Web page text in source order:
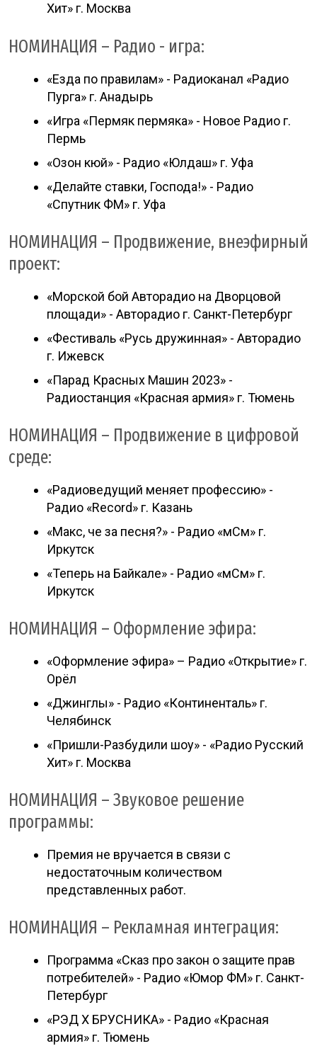
Хит» г. Москва
НОМИНАЦИЯ – Радио - игра:
«Езда по правилам» - Радиоканал «Радио
Пурга» г. Анадырь
«Игра «Пермяк пермяка» - Новое Радио г.
Пермь
«Озон кюй» - Радио «Юлдаш» г. Уфа
«Делайте ставки, Господа!» - Радио
«Спутник ФМ» г. Уфа
НОМИНАЦИЯ – Продвижение, внеэфирный
проект:
«Морской бой Авторадио на Дворцовой
площади» - Авторадио г. Санкт-Петербург
«Фестиваль «Русь дружинная» - Авторадио
г. Ижевск
«Парад Красных Машин 2023» -
Радиостанция «Красная армия» г. Тюмень
НОМИНАЦИЯ – Продвижение в цифровой
среде:
«Радиоведущий меняет профессию» -
Радио «Record» г. Казань
«Макс, че за песня?» - Радио «мСм» г.
Иркутск
«Теперь на Байкале» - Радио «мСм» г.
Иркутск
НОМИНАЦИЯ – Оформление эфира:
«Оформление эфира» – Радио «Открытие» г.
Орёл
«Джинглы» - Радио «Континенталь» г.
Челябинск
«Пришли-Разбудили шоу» - «Радио Русский
Хит» г. Москва
НОМИНАЦИЯ – Звуковое решение
программы:
Премия не вручается в связи с
недостаточным количеством
представленных работ.
НОМИНАЦИЯ – Рекламная интеграция:
Программа «Сказ про закон о защите прав
потребителей» - Радио «Юмор ФМ» г. Санкт-
Петербург
«РЭД X БРУСНИКА» - Радио «Красная
армия» г. Тюмень